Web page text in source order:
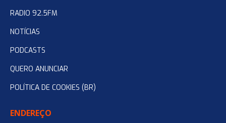
RADIO 92.5FM
NOTÍCIAS
PODCASTS
QUERO ANUNCIAR
POLÍTICA DE COOKIES (BR)
ENDEREÇO